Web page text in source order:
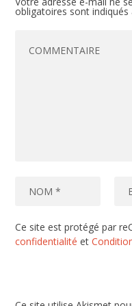
obligatoires sont
Ce site est protégé par
confidentialité et